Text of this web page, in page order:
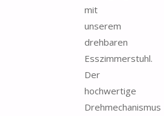
mit
unserem
drehbaren
Esszimmerstuhl.
Der
hochwertige
Drehmechanismus